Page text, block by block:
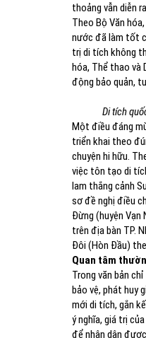
thoảng vẫn diễn
Theo Bộ Văn
nước đã làm tốt
trị di tích không
hóa, Thể thao và
động bảo quản,
Di tích
Một điều đáng
triển khai theo
chuyện hi hữu.
việc tôn tạo di
lam thắng cảnh
sơ đề nghị điều
Đừng (huyện
trên địa bàn TP.
Đôi (Hòn Đầu)
Quan tâm
Trong văn bản
bảo vệ, phát huy
mới di tích, gắn
ý nghĩa, giá trị
để nhân dân